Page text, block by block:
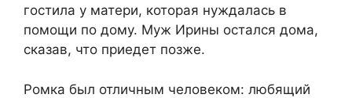
гостила у матери, которая нуждалась в
помощи по дому. Муж Ирины остался дома,
сказав, что приедет позже.
Ромка был отличным человеком: любящий